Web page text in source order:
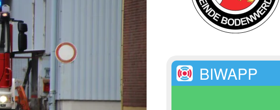
BIWAPP